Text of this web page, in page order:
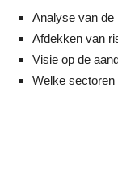
Analyse van de
Afdekken van
Visie op de
Welke